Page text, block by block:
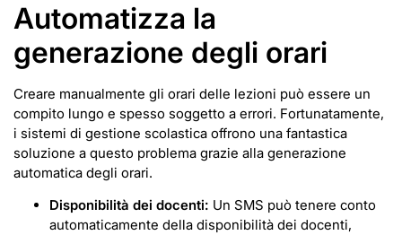
Automatizza la
generazione degli orari
Creare manualmente gli orari delle lezioni può essere un
compito lungo e spesso soggetto a errori. Fortunatamente,
i sistemi di gestione scolastica offrono una fantastica
soluzione a questo problema grazie alla generazione
automatica degli orari.
Disponibilità dei docenti: Un SMS può tenere conto
automaticamente della disponibilità dei docenti,